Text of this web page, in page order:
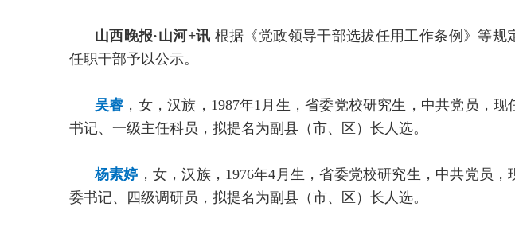
山西晚报·山河+讯 根据《党政领导干部选拔任用工作条例》等规
任职干部予以公示。
吴睿 ，女，汉族，1987年1月生，省委党校研究生，中共党员，
书记、一级主任科员，拟提名为副县（市、区）长人选。
杨素婷 ，女，汉族，1976年4月生，省委党校研究生，中共党员
委书记、四级调研员，拟提名为副县（市、区）长人选。